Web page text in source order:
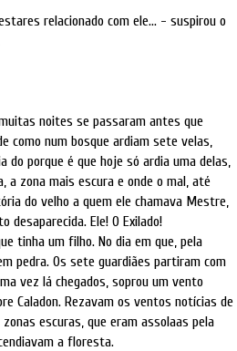
relacionado com ele... - suspirou o
noites se passaram antes que
como num bosque ardiam sete velas,
porque é que hoje só ardia uma delas,
a zona mais escura e onde o mal, até
do velho a quem ele chamava Mestre,
Ele! O Exilado!
tinha um filho. No dia em que, pela
pedra. Os sete guardiães partiram com
vez lá chegados, soprou um vento
Caladon. Rezavam os ventos notícias de
escuras, que eram assolaas pela
a floresta.